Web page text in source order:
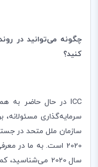
چگونه می‌توانید در
کنید؟
ICC در حال حاضر به
سرمایه‌گذاری
سازمان ملل متحد در
2020 است. به ما در
سال 2020